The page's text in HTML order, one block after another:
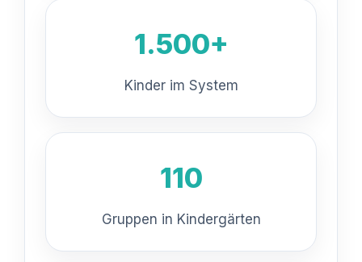
1.500+
Kinder im System
110
Gruppen in Kindergärten